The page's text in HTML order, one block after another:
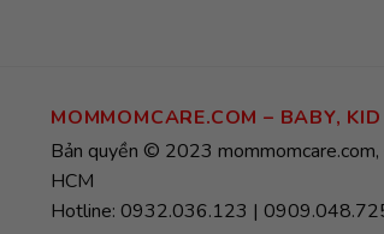
MOMMOMCARE.COM – BABY,
Bản quyền © 2023
HCM
Hotline: 0932.036.123 |